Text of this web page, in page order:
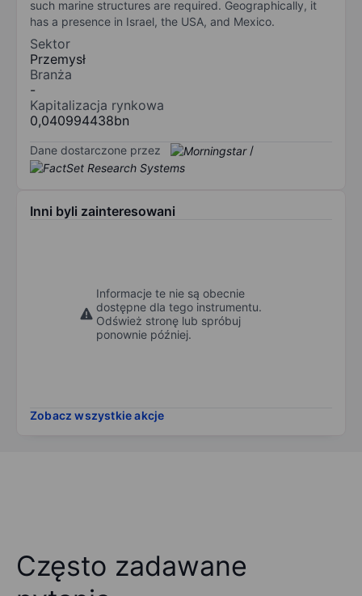
such marine structures are required. Geographically, it
has a presence in Israel, the USA, and Mexico.
Sektor
Przemysł
Branża
-
Kapitalizacja rynkowa
0,040994438bn
Dane dostarczone przez /
Inni byli zainteresowani
Informacje te nie są obecnie
dostępne dla tego instrumentu.
Odśwież stronę lub spróbuj
ponownie później.
Zobacz wszystkie akcje
Często zadawane